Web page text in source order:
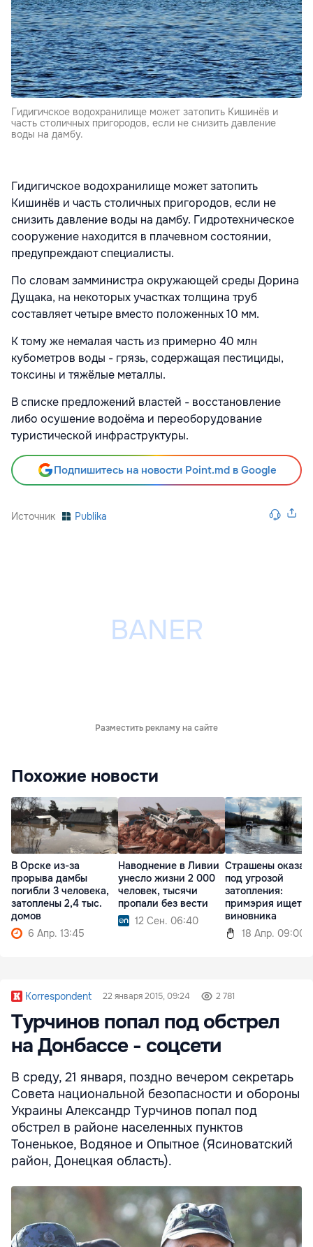
Гидигичское водохранилище может затопить Кишинёв и
часть столичных пригородов, если не снизить давление
воды на дамбу.
Гидигичское водохранилище может затопить
Кишинёв и часть столичных пригородов, если не
снизить давление воды на дамбу. Гидротехническое
сооружение находится в плачевном состоянии,
предупреждают специалисты.
По словам замминистра окружающей среды Дорина
Дущака, на некоторых участках толщина труб
составляет четыре вместо положенных 10 мм.
К тому же немалая часть из примерно 40 млн
кубометров воды - грязь, содержащая пестициды,
токсины и тяжёлые металлы.
В списке предложений властей - восстановление
либо осушение водоёма и переоборудование
туристической инфраструктуры.
Подпишитесь на новости Point.md в Google
Источник Publika
Разместить рекламу на сайте
Похожие новости
В Орске из-за
прорыва дамбы
погибли 3 человека,
затоплены 2,4 тыс.
домов
6 Апр. 13:45
Наводнение в Ливии
унесло жизни 2 000
человек, тысячи
пропали без вести
12 Сен. 06:40
Страшены
под угрозой
затопления:
примэрия ищет
виновника
18 Апр. 09:00
Korrespondent 22 января 2015, 09:24 2 781
Турчинов попал под обстрел
на Донбассе - соцсети
В среду, 21 января, поздно вечером секретарь
Совета национальной безопасности и обороны
Украины Александр Турчинов попал под
обстрел в районе населенных пунктов
Тоненькое, Водяное и Опытное (Ясиноватский
район, Донецкая область).